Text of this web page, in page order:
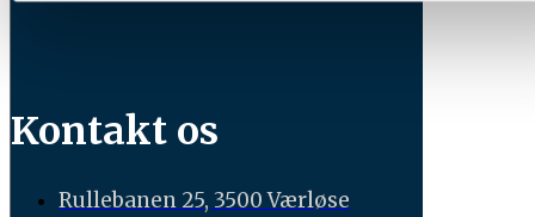
Kontakt os
Rullebanen 25, 3500 Værløse